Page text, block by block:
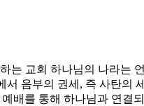
교회 하나님의 나라는
음부의 권세, 즉 사탄의
배를 통해 하나님과 연결